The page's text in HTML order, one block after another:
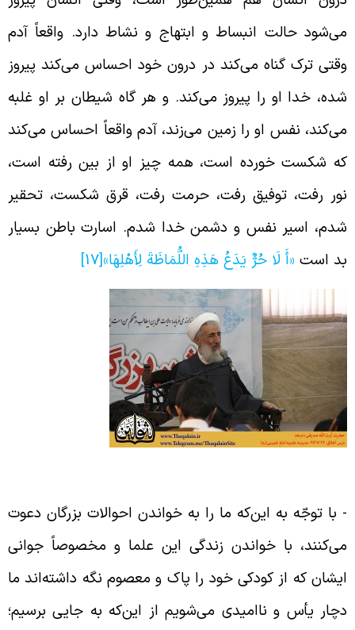
حالت انبساط و ابتهاج و نشاط دارد. واقعاً آدم
ترک گناه می‌کند در درون خود احساس می‌کند پیروز
خدا او را پیروز می‌کند. و هر گاه شیطان بر او غلبه
نفس او را زمین می‌زند، آدم واقعاً احساس می‌کند
شکست خورده است، همه چیز او از بین رفته است،
رفت، توفیق رفت، حرمت رفت، قرق شکست، تحقیر
اسیر نفس و دشمن خدا شدم. اسارت باطن بسیار
است«أَ لَا حُرٌّ يَدَعُ هَذِهِ اللُّمَاظَةَ لِأَهْلِهَا»[17]
با توجّه به ‌این‌که ما را به خواندن احوالات بزرگان دعوت
با خواندن زندگی این علما و مخصوصاً جوانی
که از کودکی خود را پاک و معصوم نگه داشته‌اند ما
یأس و ناامیدی می‌شویم از ‌این‌که به جایی برسیم؛